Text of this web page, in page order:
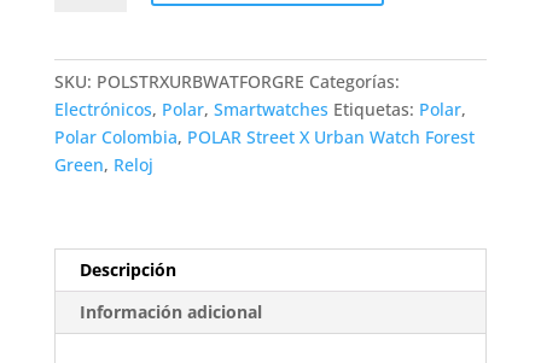
Forest
Green-
SKU: POLSTRXURBWATFORGRE Categorías:
Electrónicos, Polar, Smartwatches Etiquetas: Polar,
Polar Colombia, POLAR Street X Urban Watch Forest
Green, Reloj
Descripción
Información adicional